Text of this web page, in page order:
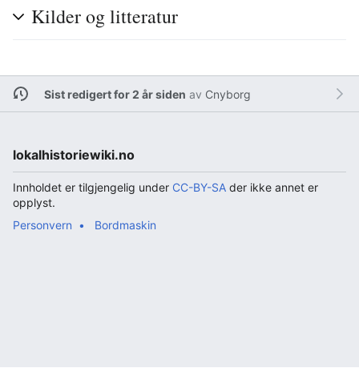
Kilder og litteratur
Sist redigert for 2 år siden av Cnyborg
lokalhistoriewiki.no
Innholdet er tilgjengelig under CC-BY-SA der ikke annet er
opplyst.
Personvern
Bordmaskin